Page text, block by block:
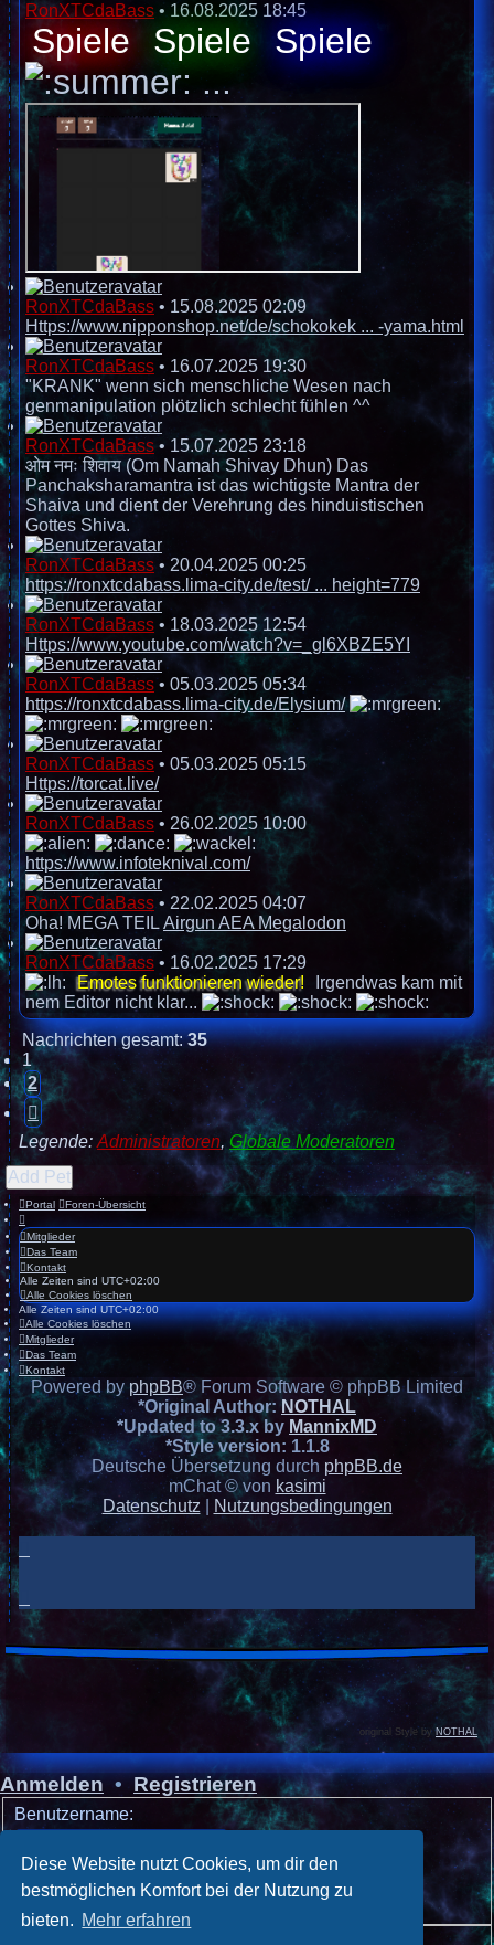
Diese Website nutzt Cookies, um dir den
bestmöglichen Komfort bei der Nutzung zu
bieten. Mehr erfahren
RonXTCdaBass • 16.08.2025 18:45
Spiele Spiele
Spiele
...
RonXTCdaBass • 15.08.2025 02:09
Https://www.nipponshop.net/de/schokokek ... -yama.html
RonXTCdaBass • 16.07.2025 19:30
"KRANK" wenn sich menschliche Wesen nach
genmanipulation plötzlich schlecht fühlen ^^
RonXTCdaBass • 15.07.2025 23:18
ओम नमः शिवाय (Om Namah Shivay Dhun) Das
Panchaksharamantra ist das wichtigste Mantra der
Shaiva und dient der Verehrung des hinduistischen
Gottes Shiva.
RonXTCdaBass • 20.04.2025 00:25
https://ronxtcdabass.lima-city.de/test/ ... height=779
RonXTCdaBass • 18.03.2025 12:54
Https://www.youtube.com/watch?v=_gl6XBZE5YI
RonXTCdaBass• 05.03.2025 05:34
https://ronxtcdabass.lima-city.de/Elysium/
RonXTCdaBass • 05.03.2025 05:15
Https://torcat.live/
RonXTCdaBass • 26.02.2025 10:00
https://www.infoteknival.com/
RonXTCdaBass• 22.02.2025 04:07
Oha! MEGA TEIL Airgun AEA Megalodon
RonXTCdaBass • 16.02.2025 17:29
Emotes funktionieren wieder!
Irgendwas kam mit
nem Editor nicht klar...
Nachrichten gesamt:35
1
2
Nächste
Legende: Administratoren, Globale Moderatoren
Add Pet
Portal Foren-Übersicht
Mitglieder
Das Team
Kontakt
Alle Zeiten sind UTC+02:00
Alle Cookies löschen
Alle Zeiten sindUTC+02:00
Alle Cookies löschen
Mitglieder
Das Team
Kontakt
Powered by phpBB® Forum Software © phpBB Limited
*Original Author:NOTHAL
*Updated to 3.3.x by MannixMD
*Style version: 1.1.8
Deutsche Übersetzung durch phpBB.de
mChat © von kasimi
Datenschutz
Nutzungsbedingungen
original Style byNOTHAL
Anmelden•Registrieren
Benutzername:
Passwort:
Ich habe mein Passwort vergessen